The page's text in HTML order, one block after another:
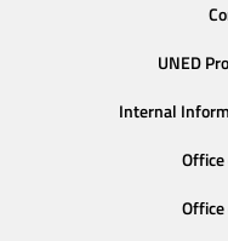
UNED
Internal